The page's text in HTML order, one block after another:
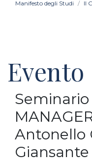
Manifesto degli Studi Il
Evento
Seminario
Antonello
Giansante